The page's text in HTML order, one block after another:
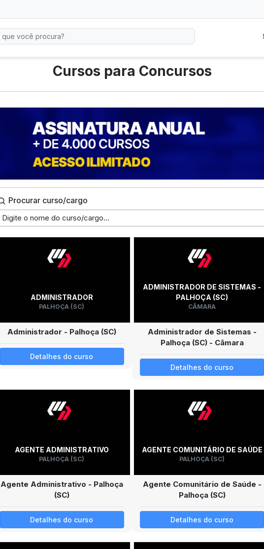
Cursos para Concursos
Procurar curso/cargo
Digite o nome do curso/cargo...
ADMINISTRADOR
PALHOÇA (SC)
Administrador - Palhoça (SC)
Detalhes do curso
ADMINISTRADOR DE SISTEMAS -
PALHOÇA (SC)
CÂMARA
Administrador de Sistemas -
Palhoça (SC) - Câmara
Detalhes do curso
AGENTE ADMINISTRATIVO
PALHOÇA (SC)
Agente Administrativo - Palhoça
(SC)
Detalhes do curso
AGENTE COMUNITÁRIO DE SAÚDE
PALHOÇA (SC)
Agente Comunitário de Saúde -
Palhoça (SC)
Detalhes do curso